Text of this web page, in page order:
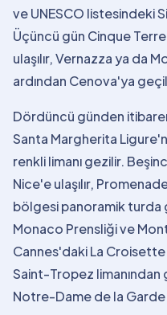
ve UNESCO listesindeki
Üçüncü gün Cinque
ulaşılır, Vernazza ya da
ardından Cenova'ya
Dördüncü günden
Santa Margherita
renkli limanı gezilir.
Nice'e ulaşılır,
bölgesi panoramik turda
Monaco Prensliği ve
Cannes'daki La Croisette
Saint-Tropez limanından
Notre-Dame de la Garde